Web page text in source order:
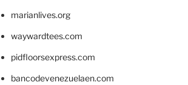
marianlives.org
waywardtees.com
pidfloorsexpress.com
bancodevenezuelaen.com